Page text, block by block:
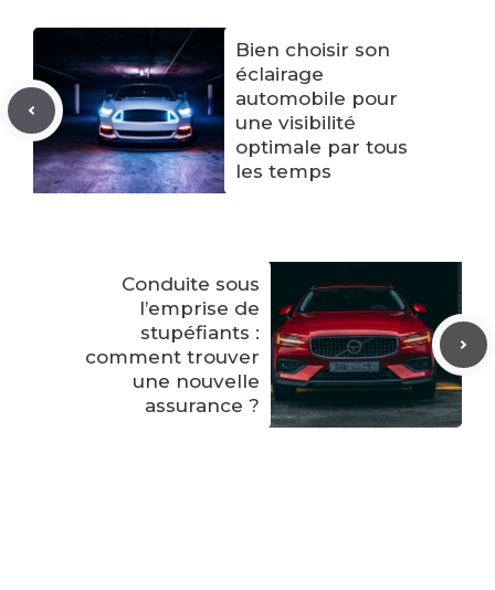
Bien choisir son
éclairage
automobile pour
une visibilité
optimale par tous
les temps
Conduite sous
l’emprise de
stupéfiants :
comment trouver
une nouvelle
assurance ?